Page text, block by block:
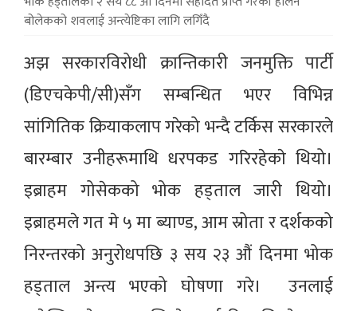
बोलेकको शवलाई अन्त्येष्टिका लागि लगिँदै
अझ सरकारविरोधी क्रान्तिकारी जनमुक्ति पार्टी
(डिएचकेपी/सी)सँग सम्बन्धित भएर विभिन्न
सांगितिक क्रियाकलाप गरेको भन्दै टर्किस सरकारले
बारम्बार उनीहरूमाथि धरपकड गरिरहेकाे थियो।
इब्राहम गोसेकको भोक हड्ताल जारी थियो।
इब्राहमले गत मे ५ मा ब्याण्ड‚ आम स्रोता र दर्शकको
निरन्तरको अनुरोधपछि ३ सय २३ औं दिनमा भोक
हड्ताल अन्त्य भएको घोषणा गरे। उनलाई